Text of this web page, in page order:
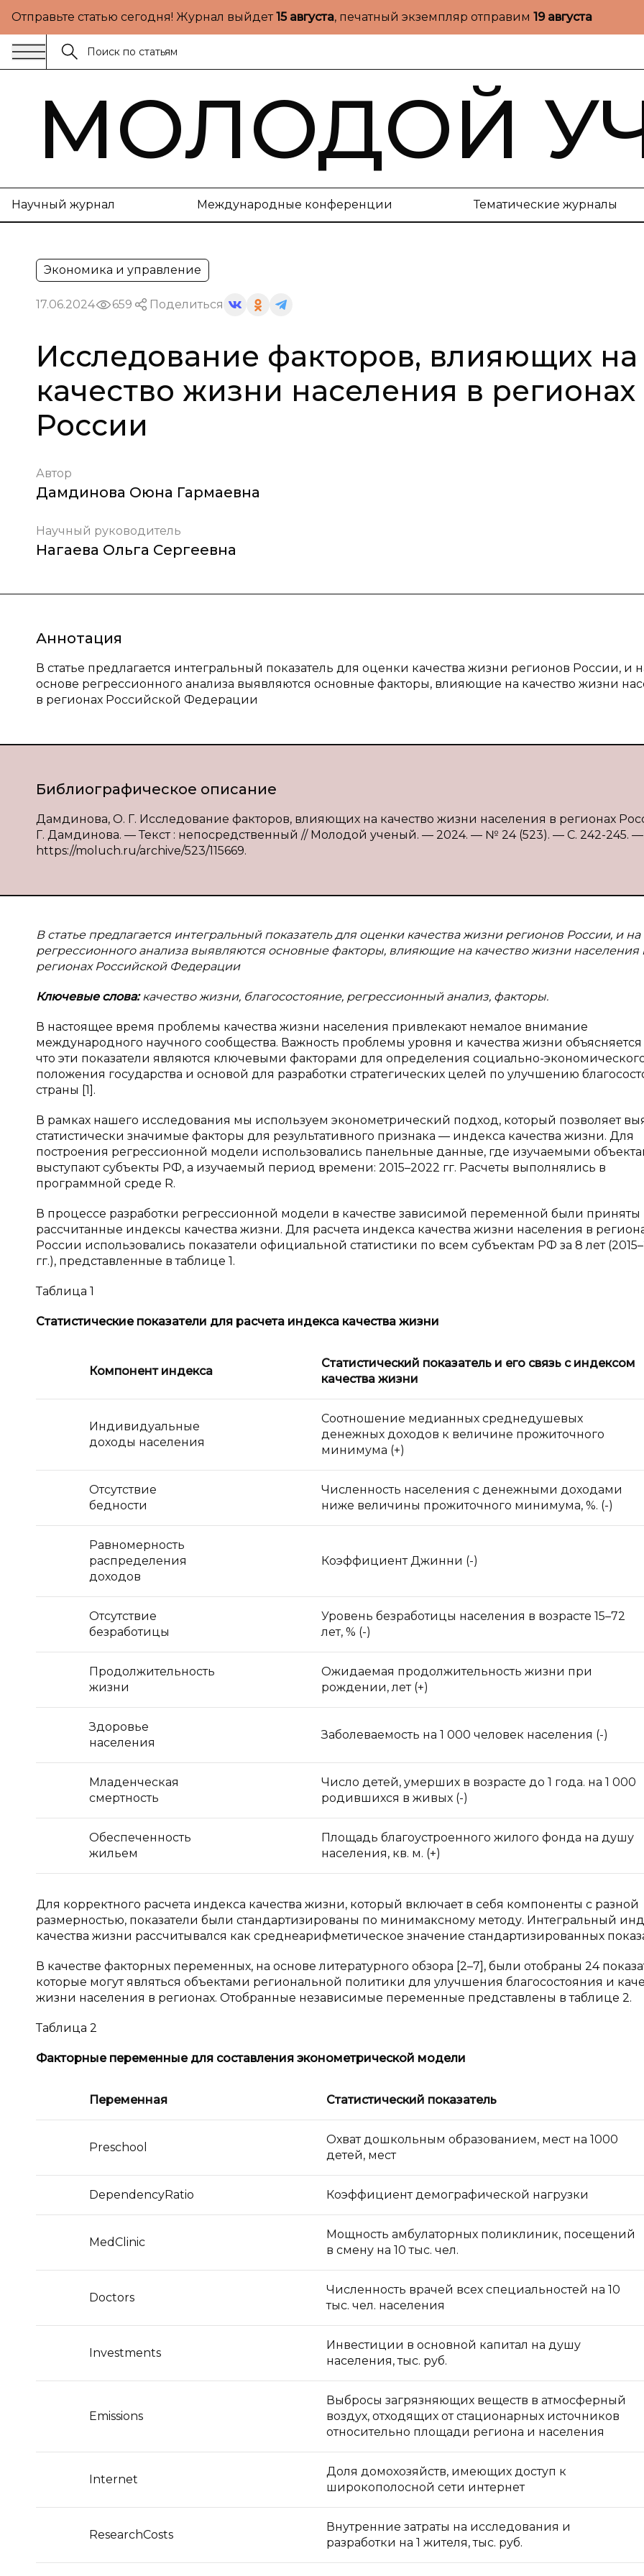
Отправьте статью сегодня! Журнал выйдет15 августа, печатный экземпляр отправим 19 августа
МОЛОДОЙ
Научный журнал Международные конференции Тематические журналы
Экономика и управление
17.06.2024 659 Поделиться
Исследование факторов, влияющих на
качество жизни населения в регионах
России
Автор
Дамдинова Оюна Гармаевна
Научный руководитель
Нагаева Ольга Сергеевна
Аннотация
В статье предлагается интегральный показатель для оценки качества жизни регионов России, и
основе регрессионного анализа выявляются основные факторы, влияющие на качество жизни
в регионах Российской Федерации
Библиографическое описание
Дамдинова, О. Г. Исследование факторов, влияющих на качество жизни населения в регионах
Г. Дамдинова. — Текст : непосредственный // Молодой ученый. — 2024. — № 24 (523). — С. 242-245. —
https://moluch.ru/archive/523/115669.
В статье предлагается интегральный показатель для оценки качества жизни регионов России, и
регрессионного анализа выявляются основные факторы, влияющие на качество жизни населения
регионах Российской Федерации
Ключевые слова:качество жизни, благосостояние, регрессионный анализ, факторы.
В настоящее время проблемы качества жизни населения привлекают немалое внимание
международного научного сообщества. Важность проблемы уровня и качества жизни объясняется
что эти показатели являются ключевыми факторами для определения социально-
положения государства и основой для разработки стратегических целей по улучшению
страны [1].
В рамках нашего исследования мы используем эконометрический подход, который позволяет
статистически значимые факторы для результативного признака — индекса качества жизни. Для
построения регрессионной модели использовались панельные данные, где изучаемыми
выступают субъекты РФ, а изучаемый период времени: 2015–2022 гг. Расчеты выполнялись в
программной среде R.
В процессе разработки регрессионной модели в качестве зависимой переменной были приняты
рассчитанные индексы качества жизни. Для расчета индекса качества жизни населения в
России использовались показатели официальной статистики по всем субъектам РФ за 8 лет
гг.), представленные в таблице 1.
Таблица 1
Статистические показатели для расчета индекса качества жизни
Компонент индекса
Статистический показатель и его связь с индексом
качества жизни
Индивидуальные
доходы населения
Соотношение медианных среднедушевых
денежных доходов к величине прожиточного
минимума (+)
Отсутствие
бедности
Численность населения с денежными доходами
ниже величины прожиточного минимума, %. (-)
Равномерность
распределения
доходов
Коэффициент Джинни (-)
Отсутствие
безработицы
Уровень безработицы населения в возрасте 15–72
лет, % (-)
Продолжительность
жизни
Ожидаемая продолжительность жизни при
рождении, лет (+)
Здоровье
населения
Заболеваемость на 1 000 человек населения (-)
Младенческая
смертность
Число детей, умерших в возрасте до 1 года. на 1 000
родившихся в живых (-)
Обеспеченность
жильем
Площадь благоустроенного жилого фонда на душу
населения, кв. м. (+)
Для корректного расчета индекса качества жизни, который включает в себя компоненты с разной
размерностью, показатели были стандартизированы по минимаксному методу. Интегральный
качества жизни рассчитывался как среднеарифметическое значение стандартизированных
В качестве факторных переменных, на основе литературного обзора [2–7], были отобраны 24
которые могут являться объектами региональной политики для улучшения благосостояния и
жизни населения в регионах. Отобранные независимые переменные представлены в таблице 2.
Таблица 2
Факторные переменные для составления эконометрической модели
Переменная Статистический показатель
Preschool
Охват дошкольным образованием, мест на 1000
детей, мест
DependencyRatio Коэффициент демографической нагрузки
MedClinic
Мощность амбулаторных поликлиник, посещений
в смену на 10 тыс. чел.
Doctors
Численность врачей всех специальностей на 10
тыс. чел. населения
Investments
Инвестиции в основной капитал на душу
населения, тыс. руб.
Emissions
Выбросы загрязняющих веществ в атмосферный
воздух, отходящих от стационарных источников
относительно площади региона и населения
Internet
Доля домохозяйств, имеющих доступ к
широкополосной сети интернет
ResearchCosts
Внутренние затраты на исследования и
разработки на 1 жителя, тыс. руб.